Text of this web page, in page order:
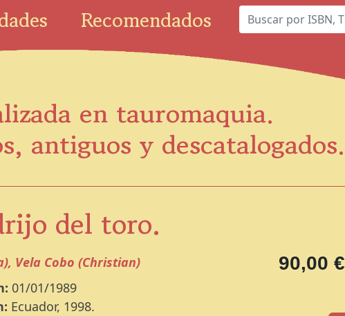
Recomendados
en tauromaquia.
antiguos y descatalogados.
del toro.
Vela Cobo (Christian) 90,00 €
01/01/1989
Ecuador, 1998.